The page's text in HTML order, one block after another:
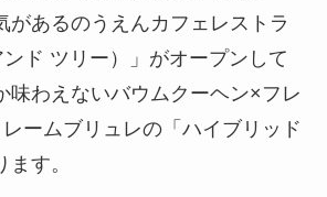
があるのうえんカフェレストラ
ド ツリー）」がオープンして
味わえないバウムクーヘン×フレ
ームブリュレの「ハイブリッド
す。